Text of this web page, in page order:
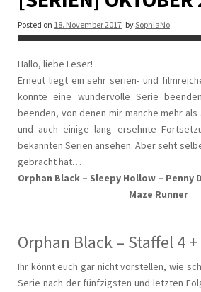
Posted on 18. November 2017 bySophiaNo
Hallo, liebe Leser!
Erneut liegt ein sehr serien- und
konnte eine wundervolle Serie
beenden, von denen mir manche mehr
und auch einige lang ersehnte
bekannten Serien ansehen. Aber seht
gebracht hat…
Orphan Black – Sleepy Hollow – Penny
Maze Runner
Orphan Black – Staffel 4 +
Ihr könnt euch gar nicht vorstellen, wie
Serie nach der fünfzigsten und letzten